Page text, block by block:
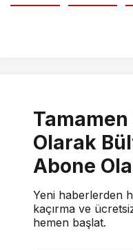
Olarak
Abone
Yeni haberlerden
kaçırma ve
hemen başlat.